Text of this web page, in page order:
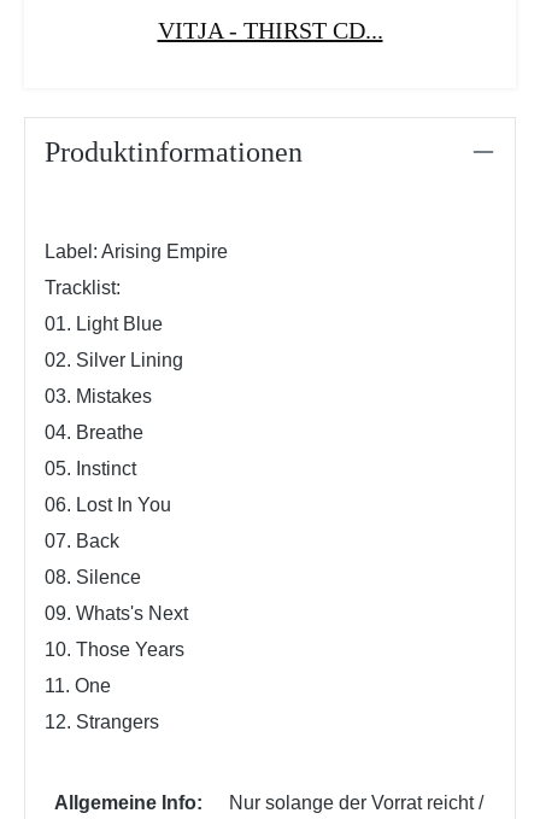
VITJA - THIRST CD...
Produktinformationen
Label: Arising Empire
Tracklist:
01. Light Blue
02. Silver Lining
03. Mistakes
04. Breathe
05. Instinct
06. Lost In You
07. Back
08. Silence
09. Whats's Next
10. Those Years
11. One
12. Strangers
Allgemeine Info:
Nur solange der Vorrat reicht /